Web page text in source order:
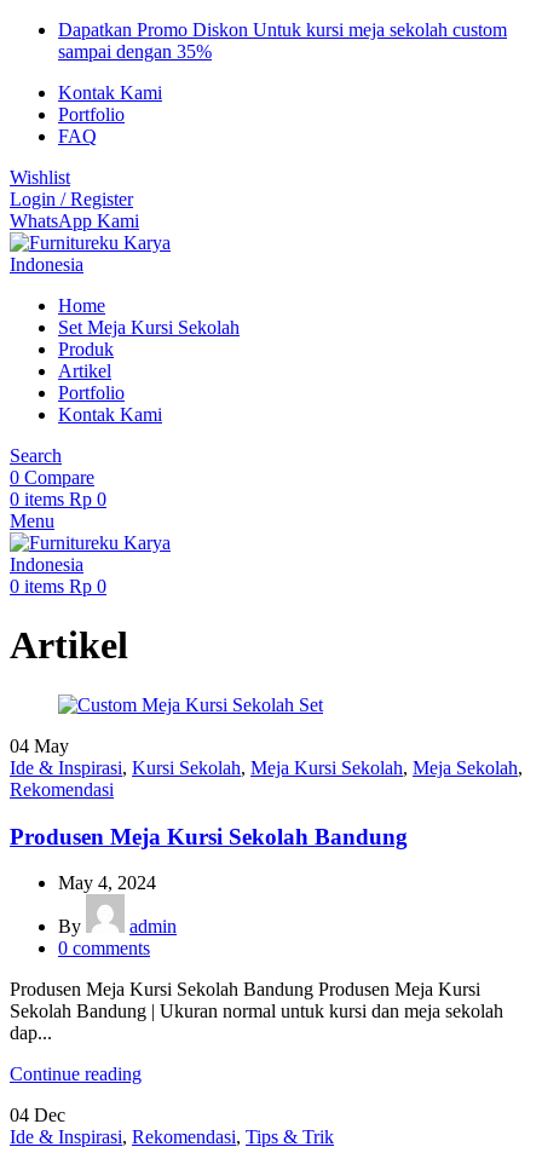
Dapatkan Promo Diskon Untuk kursi meja sekolah custom
sampai dengan 35%
Kontak Kami
Portfolio
FAQ
Wishlist
Login / Register
WhatsApp Kami
Home
Set Meja Kursi Sekolah
Produk
Artikel
Portfolio
Kontak Kami
Search
0 Compare
0 items Rp 0
Menu
0 items Rp 0
Artikel
04 May
Ide & Inspirasi, Kursi Sekolah, Meja Kursi Sekolah, Meja Sekolah,
Rekomendasi
Produsen Meja Kursi Sekolah Bandung
May 4, 2024
By
admin
0 comments
Produsen Meja Kursi Sekolah Bandung Produsen Meja Kursi
Sekolah Bandung | Ukuran normal untuk kursi dan meja sekolah
dap...
Continue reading
04 Dec
Ide & Inspirasi, Rekomendasi, Tips & Trik